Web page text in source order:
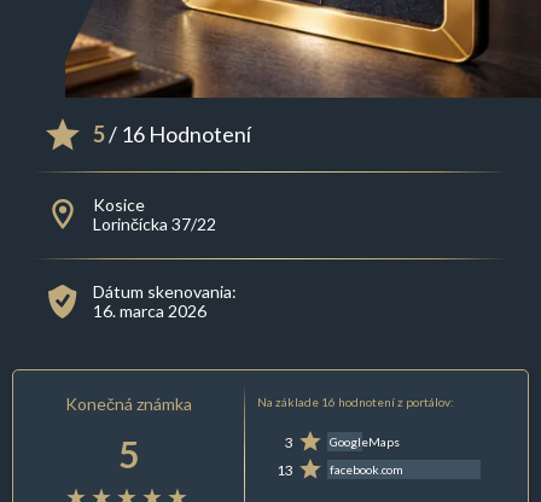
5/ 16 Hodnotení
Kosice
Lorinčícka 37/22
Dátum skenovania:
16. marca 2026
Konečná známka
5
Na základe 16 hodnotení z portálov:
3 GoogleMaps
13 facebook.com